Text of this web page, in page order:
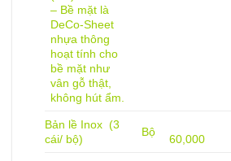
– Bề mặt là
DeCo-Sheet
nhựa thông
hoạt tính cho
bề mặt như
vân gỗ thật,
không hút ẩm.
Bản lề Inox (3
cái/ bộ)
Bộ
60,000